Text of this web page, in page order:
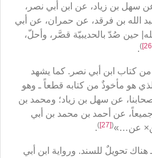
سهل بن زياد، عن ابن أبي نصر،
الله بن فرقد، عن حمران، عن أبي
حين صُدّ بالحديبيّة قصَّر، وأحلّ،
)
.
من كتاب ابن أبي نصر. كما يشهد
هو مأخوذٌ من كتابه قطعاً ـ وهو
عن سهل بن زياد؛ ومحمد بن
عن أحمد بن محمد بن أبي
عن…»(
[27]
)
.
تحويلٌ للسند. ورواية ابن أبي